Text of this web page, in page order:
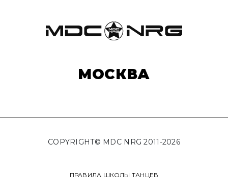
МОСКВА
COPYRIGHT© MDC NRG 2011-2026
ПРАВИЛА ШКОЛЫ ТАНЦЕВ